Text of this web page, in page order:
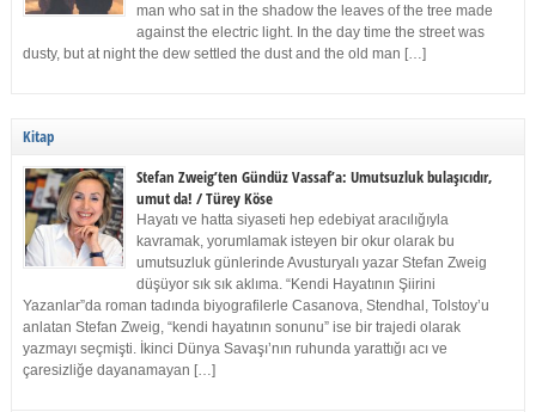
man who sat in the shadow the leaves of the tree made
against the electric light. In the day time the street was
dusty, but at night the dew settled the dust and the old man […]
Kitap
Stefan Zweig’ten Gündüz Vassaf’a: Umutsuzluk bulaşıcıdır,
umut da! / Türey Köse
Hayatı ve hatta siyaseti hep edebiyat aracılığıyla
kavramak, yorumlamak isteyen bir okur olarak bu
umutsuzluk günlerinde Avusturyalı yazar Stefan Zweig
düşüyor sık sık aklıma. “Kendi Hayatının Şiirini
Yazanlar”da roman tadında biyografilerle Casanova, Stendhal, Tolstoy’u
anlatan Stefan Zweig, “kendi hayatının sonunu” ise bir trajedi olarak
yazmayı seçmişti. İkinci Dünya Savaşı’nın ruhunda yarattığı acı ve
çaresizliğe dayanamayan […]